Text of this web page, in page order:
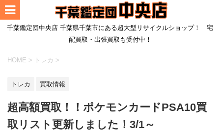
千葉鑑定団中央店 千葉県千葉市にある超大型リサイクルショップ！ 宅
配買取・出張買取も受付中！
HOME > トレカ >
トレカ 買取情報
超高額買取！！ポケモンカードPSA10買
取リスト更新しました！3/1～